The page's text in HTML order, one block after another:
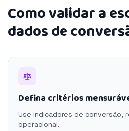
Como validar a
dados de
Defina critérios
Use indicadores de conversão,
operacional.